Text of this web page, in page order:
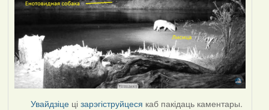
Увайдзіце цізарэгіструйцеся каб пакідаць каментары.